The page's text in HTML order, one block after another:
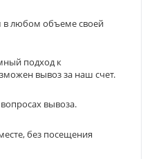
в любом объеме своей
подход к
вывоз за наш счет.
вывоза.
без посещения